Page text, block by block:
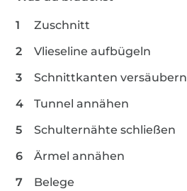
Zuschnitt
Vlieseline aufbügeln
Schnittkanten versäubern
Tunnel annähen
Schulternähte schließen
Ärmel annähen
Belege